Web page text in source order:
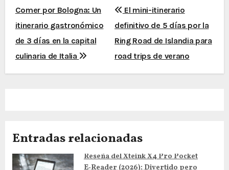
N
a
v
e
c
i
Comer por Bologna: Un
itinerario gastronómico
de 3 días en la capital
culinaria de Italia
El mini-itinerario
definitivo de 5 días por la
Ring Road de Islandia para
road trips de verano
Entradas relacionadas
Reseña del Xteink X4 Pro Pocket
E‑Reader (2026): Divertido pero